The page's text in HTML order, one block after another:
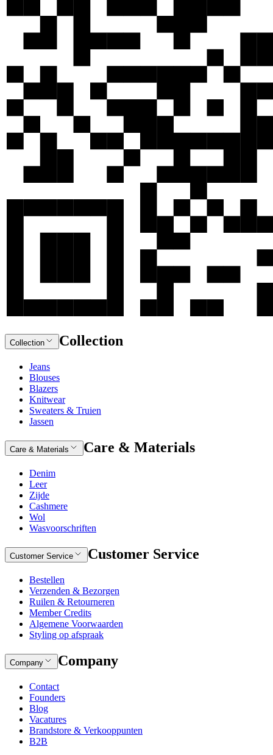
Collection Collection
Jeans
Blouses
Blazers
Knitwear
Sweaters & Truien
Jassen
Care & Materials Care & Materials
Denim
Leer
Zijde
Cashmere
Wol
Wasvoorschriften
Customer Service Customer Service
Bestellen
Verzenden & Bezorgen
Ruilen & Retourneren
Member Credits
Algemene Voorwaarden
Styling op afspraak
Company Company
Contact
Founders
Blog
Vacatures
Brandstore & Verkooppunten
B2B